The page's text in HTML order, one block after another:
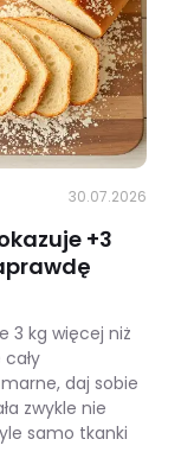
30.07.2026
+3
3 kg więcej niż
daj sobie
zwykle nie
samo tkanki